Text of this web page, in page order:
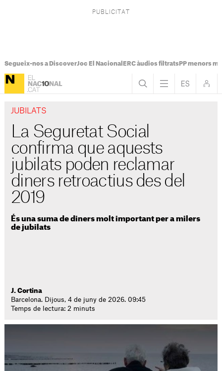
Segueix-nos a DiscoverJoc El Nacional ERC àudios filtratsPP menors
JUBILATS
La Seguretat Social
confirma que aquests
jubilats poden reclamar
diners retroactius des del
2019
És una suma de diners molt important per a milers
de jubilats
J. Cortina
Barcelona. Dijous, 4 de juny de 2026. 09:45
Temps de lectura: 2 minuts